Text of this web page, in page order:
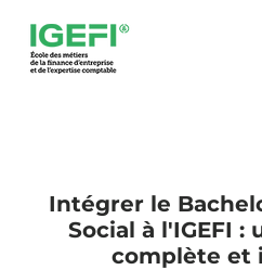
Intégrer le
Social à l'IGEFI
complète et